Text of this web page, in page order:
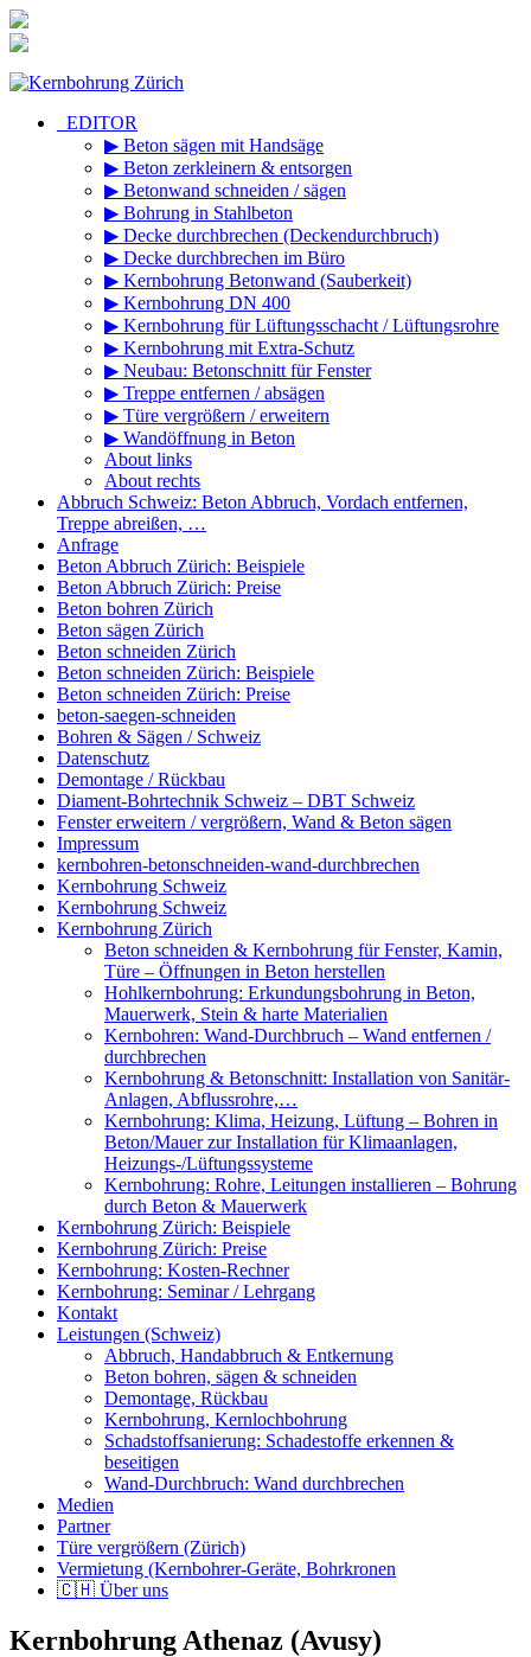
Inhalt
_EDITOR
▶ Beton sägen mit Handsäge
▶ Beton zerkleinern & entsorgen
▶ Betonwand schneiden / sägen
▶ Bohrung in Stahlbeton
▶ Decke durchbrechen (Deckendurchbruch)
▶ Decke durchbrechen im Büro
▶ Kernbohrung Betonwand (Sauberkeit)
▶ Kernbohrung DN 400
▶ Kernbohrung für Lüftungsschacht / Lüftungsrohre
▶ Kernbohrung mit Extra-Schutz
▶ Neubau: Betonschnitt für Fenster
▶ Treppe entfernen / absägen
▶ Türe vergrößern / erweitern
▶ Wandöffnung in Beton
About links
About rechts
Abbruch Schweiz: Beton Abbruch, Vordach entfernen,
Treppe abreißen, …
Anfrage
Beton Abbruch Zürich: Beispiele
Beton Abbruch Zürich: Preise
Beton bohren Zürich
Beton sägen Zürich
Beton schneiden Zürich
Beton schneiden Zürich: Beispiele
Beton schneiden Zürich: Preise
beton-saegen-schneiden
Bohren & Sägen / Schweiz
Datenschutz
Demontage / Rückbau
Diament-Bohrtechnik Schweiz – DBT Schweiz
Fenster erweitern / vergrößern, Wand & Beton sägen
Impressum
kernbohren-betonschneiden-wand-durchbrechen
Kernbohrung Schweiz
Kernbohrung Schweiz
Kernbohrung Zürich
Beton schneiden & Kernbohrung für Fenster, Kamin,
Türe – Öffnungen in Beton herstellen
Hohlkernbohrung: Erkundungsbohrung in Beton,
Mauerwerk, Stein & harte Materialien
Kernbohren: Wand-Durchbruch – Wand entfernen /
durchbrechen
Kernbohrung & Betonschnitt: Installation von Sanitär-
Anlagen, Abflussrohre,…
Kernbohrung: Klima, Heizung, Lüftung – Bohren in
Beton/Mauer zur Installation für Klimaanlagen,
Heizungs-/Lüftungssysteme
Kernbohrung: Rohre, Leitungen installieren – Bohrung
durch Beton & Mauerwerk
Kernbohrung Zürich: Beispiele
Kernbohrung Zürich: Preise
Kernbohrung: Kosten-Rechner
Kernbohrung: Seminar / Lehrgang
Kontakt
Leistungen (Schweiz)
Abbruch, Handabbruch & Entkernung
Beton bohren, sägen & schneiden
Demontage, Rückbau
Kernbohrung, Kernlochbohrung
Schadstoffsanierung: Schadestoffe erkennen &
beseitigen
Wand-Durchbruch: Wand durchbrechen
Medien
Partner
Türe vergrößern (Zürich)
Vermietung (Kernbohrer-Geräte, Bohrkronen
🇨🇭 Über uns
Kernbohrung Athenaz (Avusy)